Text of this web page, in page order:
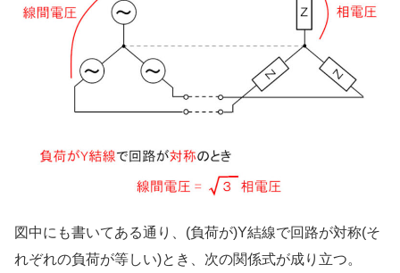
図中にも書いてある通り、(負荷が)Y結線で回路が対称(そ
れぞれの負荷が等しい)とき、次の関係式が成り立つ。